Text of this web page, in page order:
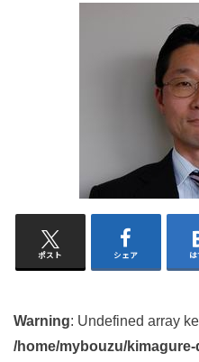
ポスト シェア は
Warning: Undefined array
/home/mybouzu/